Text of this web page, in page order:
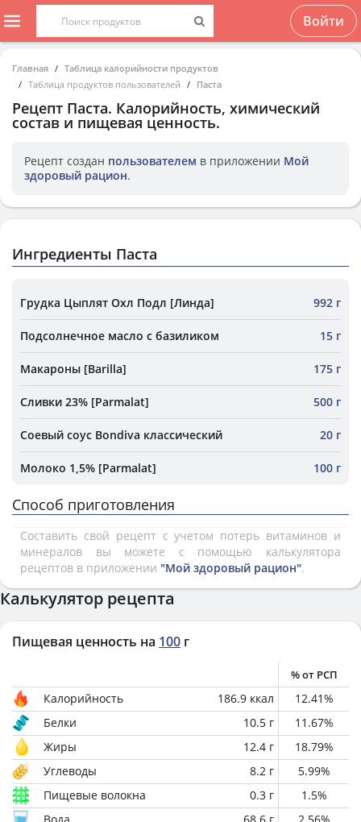
Войти
Главная
Таблица калорийности продуктов
Таблица продуктов пользователей
Паста
Рецепт Паста. Калорийность, химический
состав и пищевая ценность.
Рецепт создан пользователем в приложении Мой
здоровый рацион.
Ингредиенты Паста
Грудка Цыплят Охл Подл [Линда] 992 г
Подсолнечное масло с базиликом 15 г
Макароны [Barilla] 175 г
Сливки 23% [Parmalat] 500 г
Соевый соус Bondiva классический 20 г
Молоко 1,5% [Parmalat] 100 г
Способ приготовления
Составить свой рецепт с учетом потерь витаминов и
минералов вы можете с помощью калькулятора
рецептов в приложении "Мой здоровый рацион".
Калькулятор рецепта
Пищевая ценность на 100 г
% от РСП
Калорийность 186.9 ккал 12.41%
Белки
10.5 г 11.67%
Жиры
12.4 г 18.79%
Углеводы
8.2 г 5.99%
Пищевые волокна
0.3 г 1.5%